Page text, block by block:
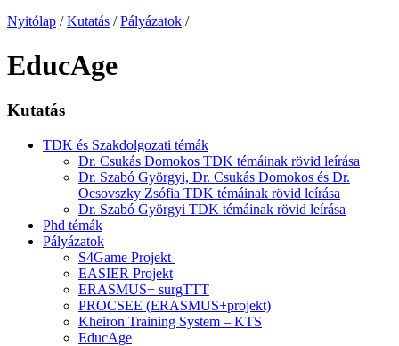
Nyitólap / Kutatás / Pályázatok /
EducAge
Kutatás
TDK és Szakdolgozati témák
Dr. Csukás Domokos TDK témáinak rövid leírása
Dr. Szabó Györgyi, Dr. Csukás Domokos és Dr.
Ocsovszky Zsófia TDK témáinak rövid leírása
Dr. Szabó Györgyi TDK témáinak rövid leírása
Phd témák
Pályázatok
S4Game Projekt
EASIER Projekt
ERASMUS+ surgTTT
PROCSEE (ERASMUS+projekt)
Kheiron Training System – KTS
EducAge